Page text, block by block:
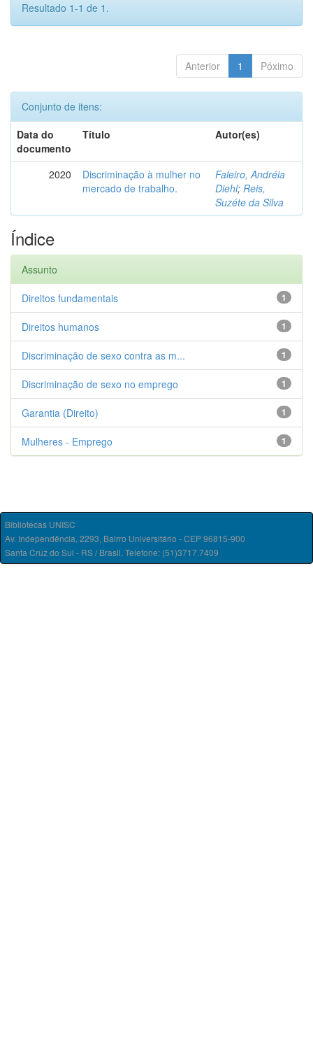
Resultado 1-1 de 1.
Anterior 1 Póximo
Conjunto de itens:
Data do
documento
Título Autor(es)
2020
Discriminação à mulher no
mercado de trabalho.
Faleiro, Andréia
Diehl; Reis,
Suzéte da Silva
Índice
Assunto
1
Direitos fundamentais
1
Direitos humanos
1
Discriminação de sexo contra as m...
1
Discriminação de sexo no emprego
1
Garantia (Direito)
1
Mulheres - Emprego
Bibliotecas UNISC
Av. Independência, 2293, Bairro Universitário - CEP 96815-900
Santa Cruz do Sul - RS / Brasil. Telefone: (51)3717.7409